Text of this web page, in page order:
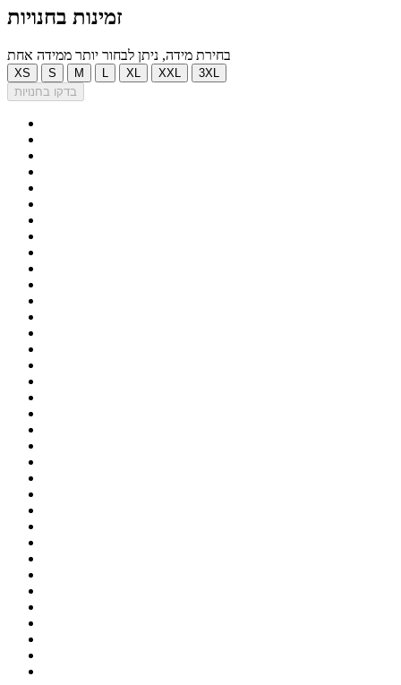
זמינות בחנויות
בחירת מידה, ניתן לבחור יותר ממידה אחת
XS S M XL XXL
3XL
בדקו בחנויות